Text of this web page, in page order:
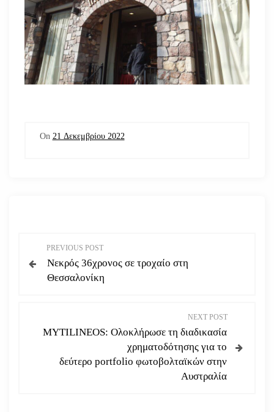
On 21 Δεκεμβρίου 2022
λ
PREVIOUS POST
Νεκρός 36χρονος σε τροχαίο στη
Θεσσαλονίκη
NEXT POST
MYTILINEOS: Ολοκλήρωσε τη διαδικασία
χρηματοδότησης για το
δεύτερο portfolio φωτοβολταϊκών στην
Αυστραλία